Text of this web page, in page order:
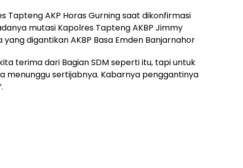
Tapteng AKP Horas Gurning saat dikonfirmasi
mutasi Kapolres Tapteng AKBP Jimmy
yang digantikan AKBP Basa Emden Banjarnahor
terima dari Bagian SDM seperti itu, tapi untuk
menunggu sertijabnya. Kabarnya penggantinya